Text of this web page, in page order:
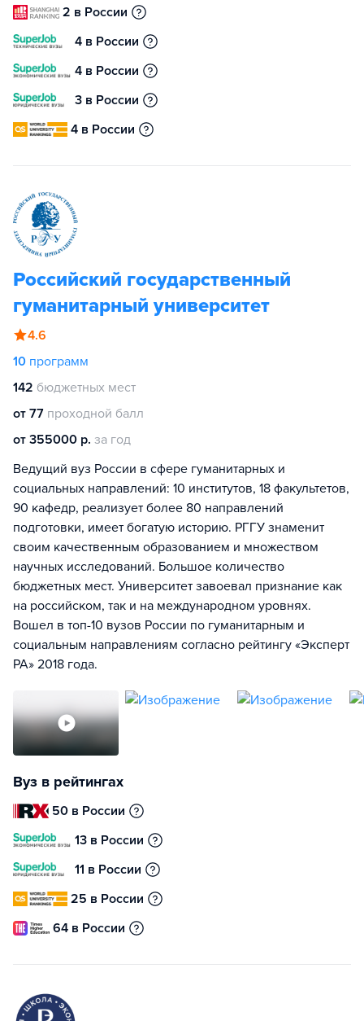
2 в России
4 в России
4 в России
3 в России
4 в России
Российский государственный
гуманитарный университет
4.6
10 программ
142 бюджетных мест
от 77 проходной балл
от 355000 р. за год
Ведущий вуз России в сфере гуманитарных и
социальных направлений: 10 институтов, 18 факультетов,
90 кафедр, реализует более 80 направлений
подготовки, имеет богатую историю. РГГУ знаменит
своим качественным образованием и множеством
научных исследований. Большое количество
бюджетных мест. Университет завоевал признание как
на российском, так и на международном уровнях.
Вошел в топ-10 вузов России по гуманитарным и
социальным направлениям согласно рейтингу «Эксперт
РА» 2018 года.
Вуз в рейтингах
50 в России
13 в России
11 в России
25 в России
64 в России